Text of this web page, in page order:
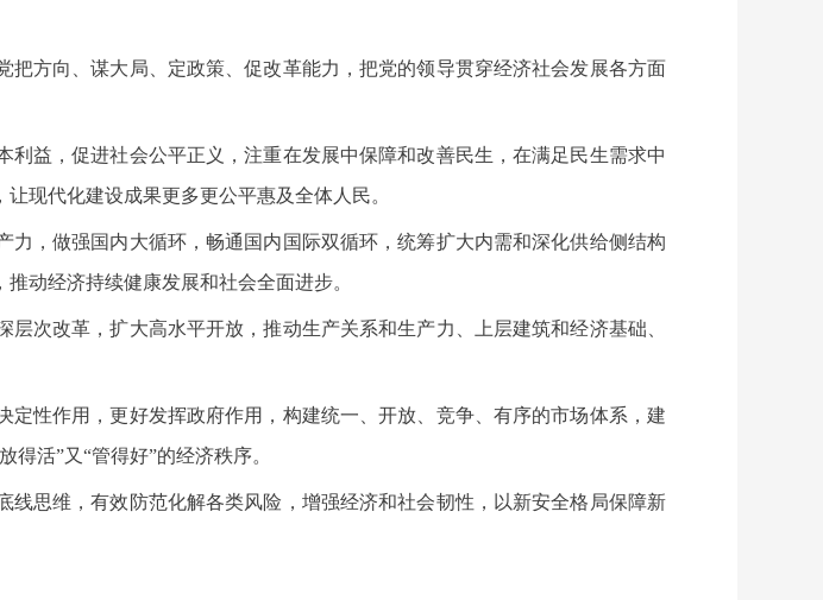
方向、谋大局、定政策、促改革能力，把党的领导贯穿经济社会发展各方面
益，促进社会公平正义，注重在发展中保障和改善民生，在满足民生需求中
现代化建设成果更多更公平惠及全体人民。
，做强国内大循环，畅通国内国际双循环，统筹扩大内需和深化供给侧结构
动经济持续健康发展和社会全面进步。
次改革，扩大高水平开放，推动生产关系和生产力、上层建筑和经济基础、
性作用，更好发挥政府作用，构建统一、开放、竞争、有序的市场体系，建
活”又“管得好”的经济秩序。
思维，有效防范化解各类风险，增强经济和社会韧性，以新安全格局保障新